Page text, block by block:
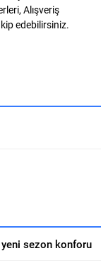
Alışveriş
edebilirsiniz.
sezon konforu